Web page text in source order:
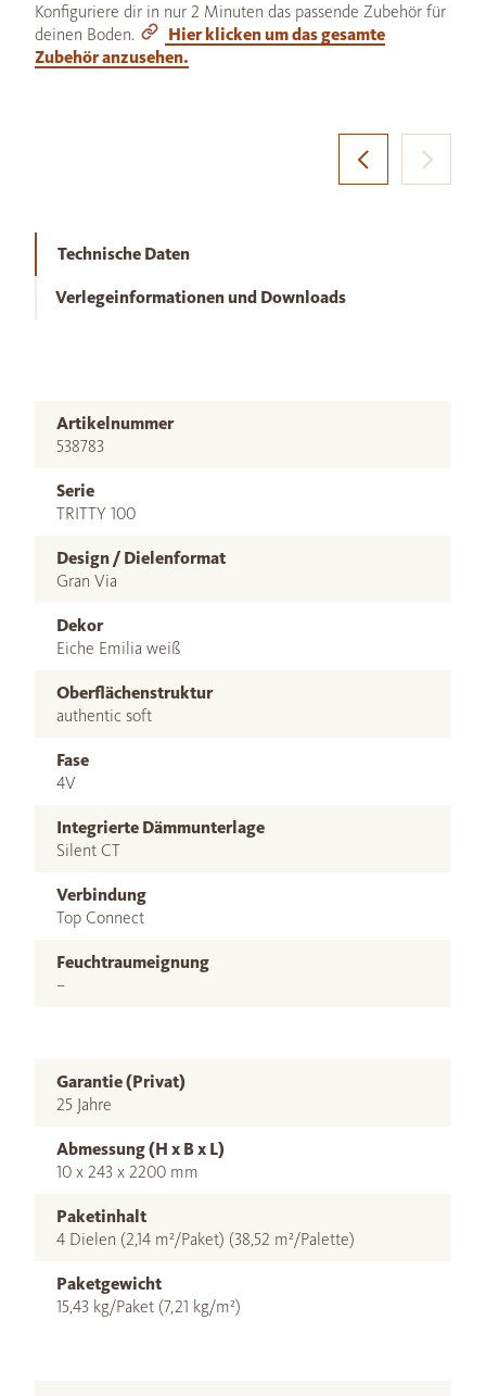
Konfiguriere dir in nur 2 Minuten das passende Zubehör für
deinen Boden.
Hier klicken um das gesamte
Zubehör anzusehen.
Technische Daten
Verlegeinformationen und Downloads
Artikelnummer
538783
Serie
TRITTY 100
Design / Dielenformat
Gran Via
Dekor
Eiche Emilia weiß
Oberflächenstruktur
authentic soft
Fase
4V
Integrierte Dämmunterlage
Silent CT
Verbindung
Top Connect
Feuchtraumeignung
–
Garantie (Privat)
25 Jahre
Abmessung (H x B x L)
10 x 243 x 2200 mm
Paketinhalt
4 Dielen (2,14 m²/Paket) (38,52 m²/Palette)
Paketgewicht
15,43 kg/Paket (7,21 kg/m²)